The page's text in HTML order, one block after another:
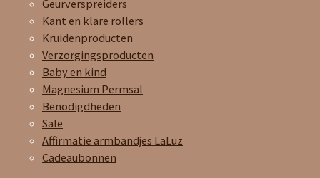
Geurverspreiders
Kant en klare rollers
Kruidenproducten
Verzorgingsproducten
Baby en kind
Magnesium Permsal
Benodigdheden
Sale
Affirmatie armbandjes LaLuz
Cadeaubonnen